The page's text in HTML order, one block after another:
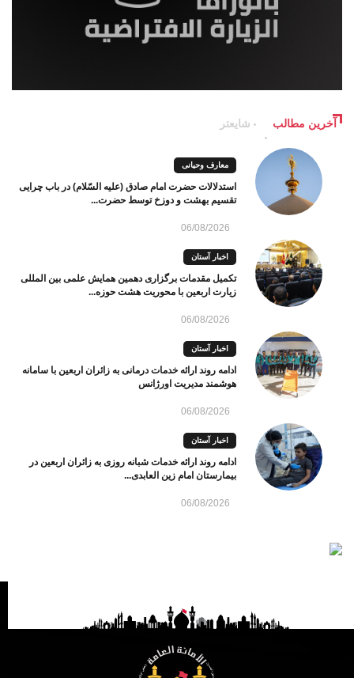
آخرین مطالب شایعتر
معارف وحیانی
استدلالات حضرت امام صادق (علیه السّلام) در باب چرایی
تقسیم بهشت و دوزخ توسط حضرت...
06/08/2026
اخبار آستان
تکمیل مقدمات برگزاری دهمین همایش علمی بین المللی
زیارت اربعین با محوریت هشت حوزه...
06/08/2026
اخبار آستان
ادامه روند ارائه خدمات درمانی به زائران اربعین با سامانه
هوشمند مدیریت اورژانس
06/08/2026
اخبار آستان
ادامه روند ارائه خدمات شبانه روزی به زائران اربعین در
بیمارستان امام زین العابدی...
06/08/2026